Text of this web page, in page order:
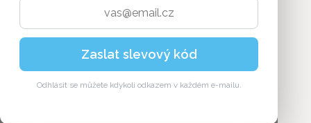
Zaslat slevový kód
Odhlásit se můžete kdykoli odkazem v každém e-mailu.